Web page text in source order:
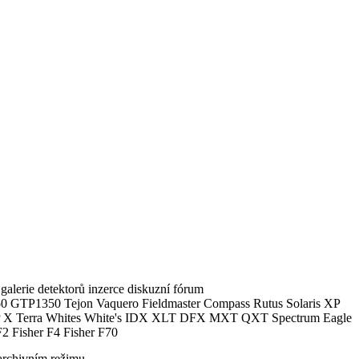
detektorů inzerce diskuzní fórum
Tejon Vaquero Fieldmaster Compass Rutus Solaris XP
Terra Whites White's IDX XLT DFX MXT QXT Spectrum Eagle
Fisher F4 Fisher F70